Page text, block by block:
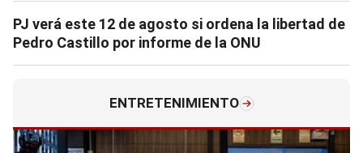
PJ verá este 12 de agosto si ordena la libertad de
Pedro Castillo por informe de la ONU
ENTRETENIMIENTO